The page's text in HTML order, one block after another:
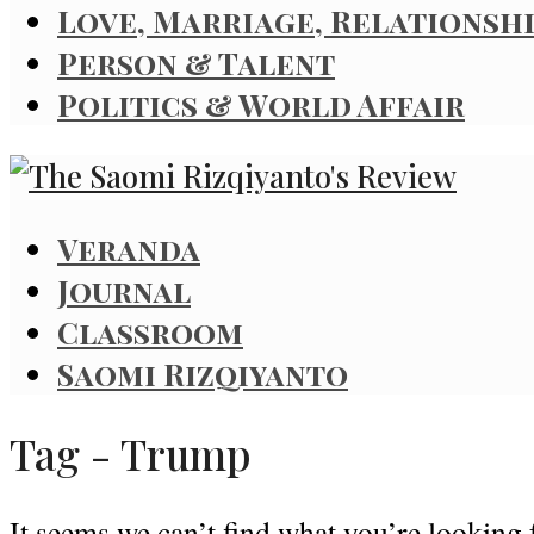
Love, Marriage,
Person & Talent
Politics & World Affair
Veranda
Journal
Classroom
Saomi Rizqiyanto
Tag - Trump